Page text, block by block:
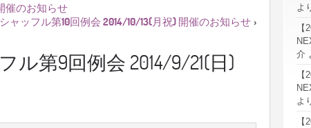
催のお知らせ
シャッフル第10回例会 2014/10/13(月祝) 開催のお知らせ›
ル第9回例会 2014/9/21(日)
よ
介
よ